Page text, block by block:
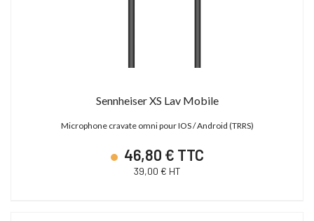
Sennheiser XS Lav Mobile
Microphone cravate omni pour IOS / Android (TRRS)
46,80 € TTC
39,00 € HT